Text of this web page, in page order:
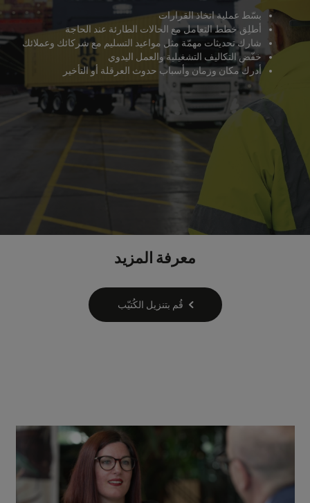
بسّط عملية اتخاذ القرارات
أطلِق خطط التعامل مع الحالات الطارئة عند الحاجة
شارك تحديثات مهمّة مثل مواعيد التسليم مع شركائك وعملائك
خفّض التكاليف التشغيلية والعمل اليدوي
أدرك مكان وزمان وأسباب حدوث العرقلة أو التأخير
معرفة المزيد
قُم بتنزيل الكُتيّب